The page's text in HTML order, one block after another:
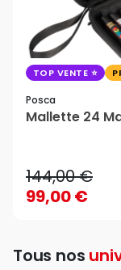
TOP VENTE
Posca
Mallette 24
144,00 €
99,00 €
Tous nos